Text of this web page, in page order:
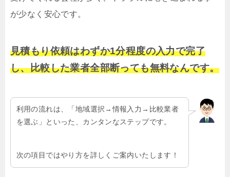
が少なく安心です。
見積もり依頼はわずか1分程度の入力で完了
し、比較した業者全部断っても無料なんです。
利用の流れは、「地域選択→情報入力→比較業者
を選ぶ」といった、カンタンなステップです。
次の項目ではやり方を詳しくご案内いたします！